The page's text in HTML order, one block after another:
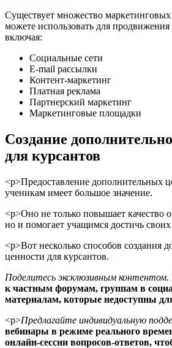
Существует множество
можете использовать для продвижения
включая:
Социальные сети
E-mail рассылки
Контент-маркетинг
Платная реклама
Партнерский маркетинг
Маркетинговые площадки
Создание
для курсантов
<р>Предоставление дополнительных
ученикам имеет большое значение.
<р>Оно не только повышает качество
но и помогает учащимся достичь
<р>Вот несколько способов создания
ценности для курсантов.
Поделитесь эксклюзивным контентом.
к частным форумам, группам в
материалам, которые недоступны
<р>Предлагайте индивидуальную
вебинары в режиме реального
онлайн-сессии вопросов-ответов,